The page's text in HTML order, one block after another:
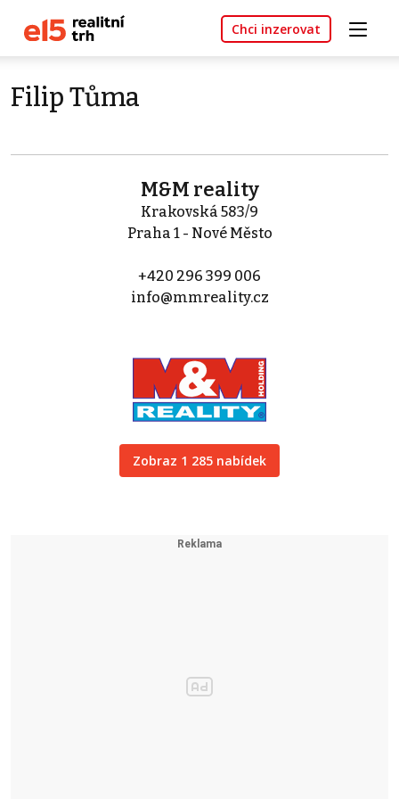
Chci inzerovat
Filip Tůma
M&M reality
Krakovská 583/9
Praha 1 - Nové Město
+420 296 399 006
info@mmreality.cz
Zobraz 1 285 nabídek